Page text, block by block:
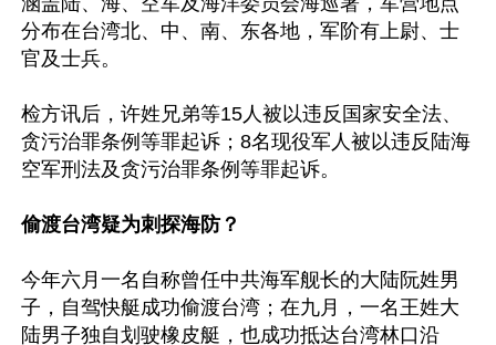
分布在台湾北、中、南、东各地，军阶有上尉、士
官及士兵。
检方讯后，许姓兄弟等15人被以违反国家安全法、
贪污治罪条例等罪起诉；8名现役军人被以违反陆海
空军刑法及贪污治罪条例等罪起诉。
偷渡台湾疑为刺探海防？
今年六月一名自称曾任中共海军舰长的大陆阮姓男
子，自驾快艇成功偷渡台湾；在九月，一名王姓大
陆男子独自划驶橡皮艇，也成功抵达台湾林口沿